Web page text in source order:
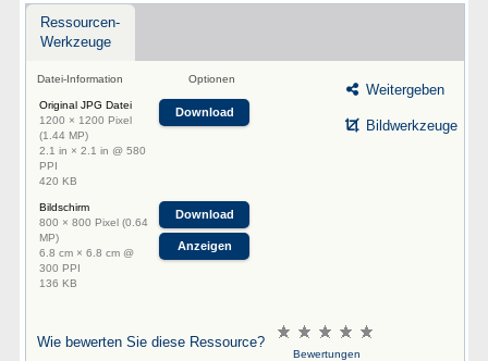
Ressourcen-
Werkzeuge
Datei-Information Optionen
Original JPG Datei
1200 × 1200 Pixel
(1.44 MP)
2.1 in × 2.1 in @ 580
PPI
420 KB
Download
Bildschirm
800 × 800 Pixel (0.64
MP)
6.8 cm × 6.8 cm @
300 PPI
136 KB
Download
Anzeigen
Weitergeben
Bildwerkzeuge
Wie bewerten Sie diese Ressource?
Bewertungen